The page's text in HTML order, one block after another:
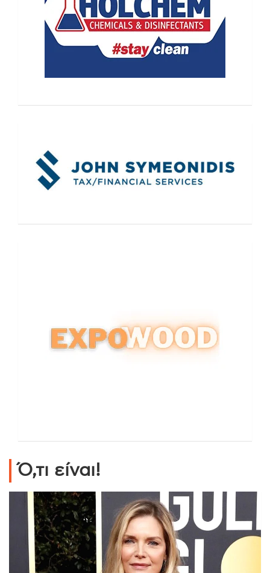
Ό,τι είναι!